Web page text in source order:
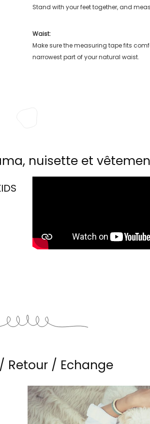
Stand with your feet together, and
Waist:
Make sure the measuring tape fits
narrowest part of your natural waist.
nuisette et
Retour / Echange